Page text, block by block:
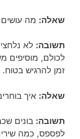
שאלה: מה
תשובה: לא
לכולם, מוסיפים
זמן להרגיש בטוח.
שאלה: איך
תשובה: בונים